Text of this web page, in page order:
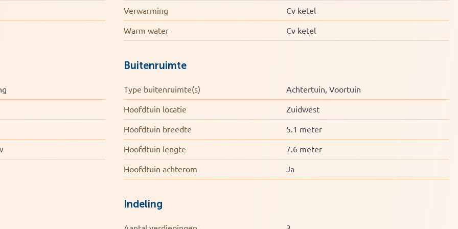
Hier is voldoende plek om één of
eenvoudig kan meegroeien met je
Verwarming Cv ketel
Warm water Cv ketel
Buitenruimte
Type buitenruimte(s) Achtertuin, Voortuin
Hoofdtuin locatie Zuidwest
Hoofdtuin breedte 5.1 meter
Hoofdtuin lengte 7.6 meter
Hoofdtuin achterom Ja
Indeling